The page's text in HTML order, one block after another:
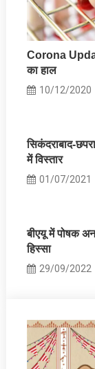
Corona
का हाल
10/12/2020
सिकंदराबाद-
में विस्तार
01/07/2021
बीएयू में पोषक
हिस्‍सा
29/09/2022